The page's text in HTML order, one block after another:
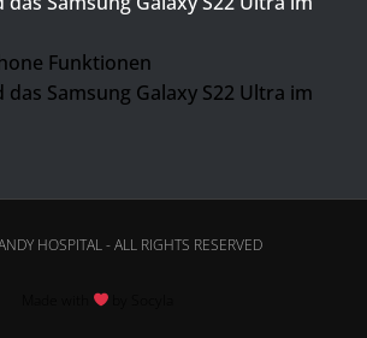
Funktionen
das Samsung Galaxy S22 Ultra im
HOSPITAL - ALL RIGHTS RESERVED